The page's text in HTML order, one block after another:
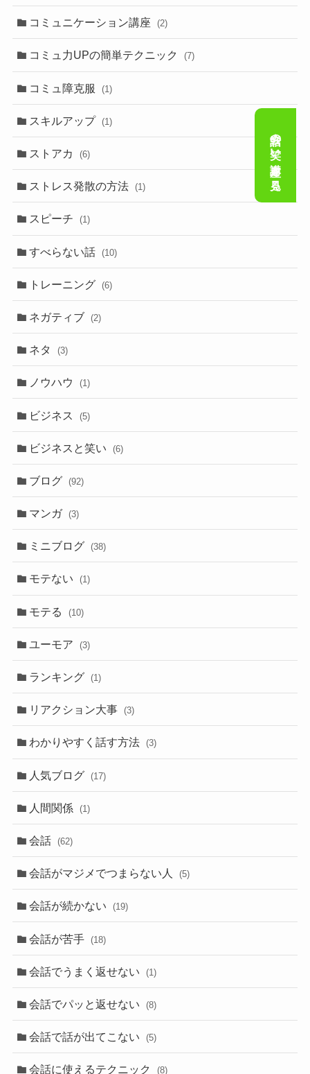
コミュニケーション講座 (2)
コミュ力UPの簡単テクニック (7)
コミュ障克服 (1)
スキルアップ (1)
ストアカ (6)
ストレス発散の方法 (1)
スピーチ (1)
すべらない話 (10)
トレーニング (6)
ネガティブ (2)
ネタ (3)
ノウハウ (1)
ビジネス (5)
ビジネスと笑い (6)
ブログ (92)
マンガ (3)
ミニブログ (38)
モテない (1)
モテる (10)
ユーモア (3)
ランキング (1)
リアクション大事 (3)
わかりやすく話す方法 (3)
人気ブログ (17)
人間関係 (1)
会話 (62)
会話がマジメでつまらない人 (5)
会話が続かない (19)
会話が苦手 (18)
会話でうまく返せない (1)
会話でパッと返せない (8)
会話で話が出てこない (5)
会話に使えるテクニック (8)
会話の笑い講座を見る